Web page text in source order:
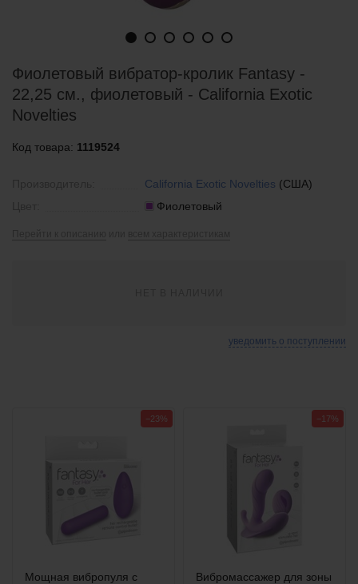
Фиолетовый вибратор-кролик Fantasy -
22,25 см., фиолетовый - California Exotic
Novelties
Код товара: 1119524
California Exotic Novelties (США)
Фиолетовый
уведомить о поступлении
Мощная вибропуля с
−23%
Вибромассажер для зоны
−17%